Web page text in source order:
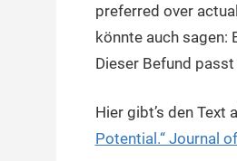
preferred over
könnte auch sagen:
Dieser Befund
Hier gibt’s den Text
Potential.“ Journal